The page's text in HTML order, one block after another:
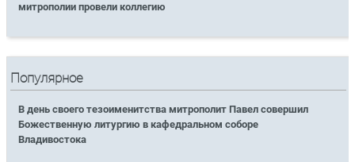
митрополии провели коллегию
Популярное
В день своего тезоименитства митрополит Павел совершил
Божественную литургию в кафедральном соборе
Владивостока